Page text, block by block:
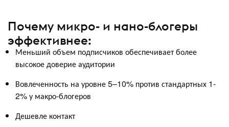
Почему микро- и нано-блогеры
эффективнее:
Меньший объем подписчиков обеспечивает более
высокое доверие аудитории
Вовлеченность на уровне 5–10% против стандартных 1-
2% у макро-блогеров
Дешевле контакт